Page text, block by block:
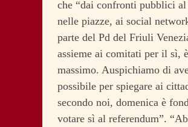
che “dai confronti pubblici
nelle piazze, ai social
parte del Pd del Friuli
assieme ai comitati per il sì,
massimo. Auspichiamo di
possibile per spiegare ai
secondo noi, domenica è
votare sì al referendum”.